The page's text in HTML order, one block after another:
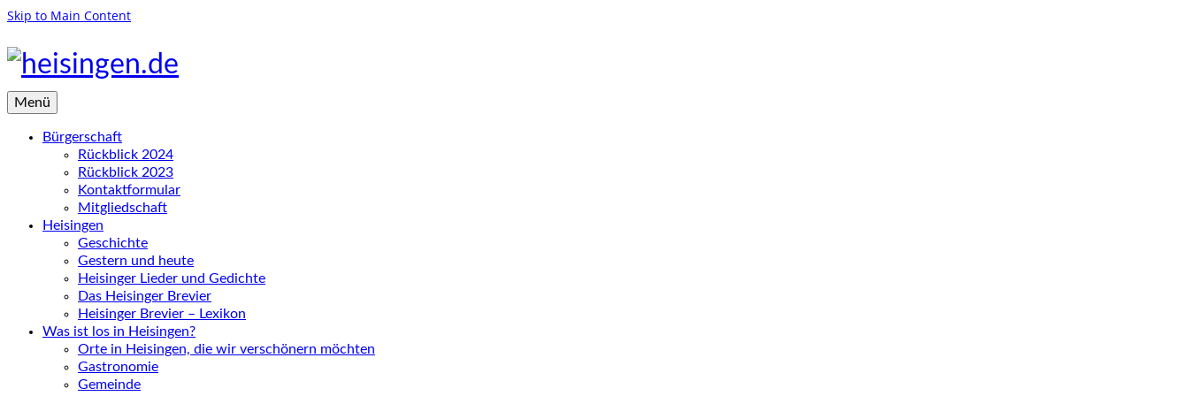
Skip to Main Content
Menü
Bürgerschaft
Rückblick 2024
Rückblick 2023
Kontaktformular
Mitgliedschaft
Heisingen
Geschichte
Gestern und heute
Heisinger Lieder und Gedichte
Das Heisinger Brevier
Heisinger Brevier – Lexikon
Was ist los in Heisingen?
Orte in Heisingen, die wir verschönern möchten
Gastronomie
Gemeinde